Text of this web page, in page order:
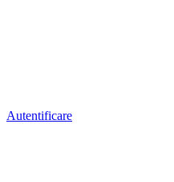
Autentificare